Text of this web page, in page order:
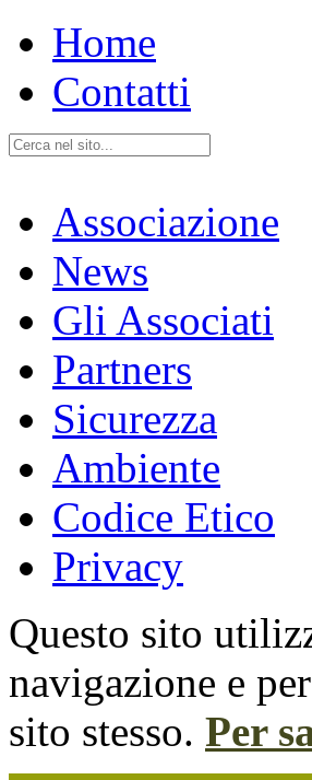
Home
Contatti
Associazione
News
Gli Associati
Partners
Sicurezza
Ambiente
Codice Etico
Privacy
Questo sito
navigazione e
sito stesso. Per